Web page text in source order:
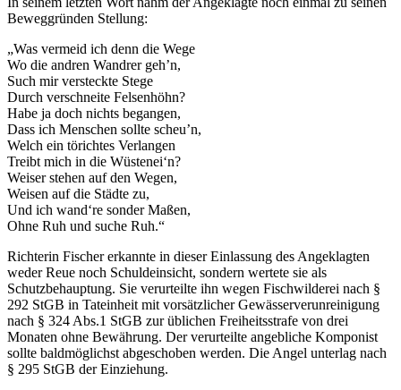
Beweggründen Stellung:
„Was vermeid ich denn die Wege
Wo die andren Wandrer geh’n,
Such mir versteckte Stege
Durch verschneite Felsenhöhn?
Habe ja doch nichts begangen,
Dass ich Menschen sollte scheu’n,
Welch ein törichtes Verlangen
Treibt mich in die Wüstenei‘n?
Weiser stehen auf den Wegen,
Weisen auf die Städte zu,
Und ich wand‘re sonder Maßen,
Ohne Ruh und suche Ruh.“
Richterin Fischer erkannte in dieser Einlassung des Angeklagten
weder Reue noch Schuldeinsicht, sondern wertete sie als
Schutzbehauptung. Sie verurteilte ihn wegen Fischwilderei nach §
292 StGB in Tateinheit mit vorsätzlicher Gewässerverunreinigung
nach § 324 Abs.1 StGB zur üblichen Freiheitsstrafe von drei
Monaten ohne Bewährung. Der verurteilte angebliche Komponist
sollte baldmöglichst abgeschoben werden. Die Angel unterlag nach
§ 295 StGB der Einziehung.